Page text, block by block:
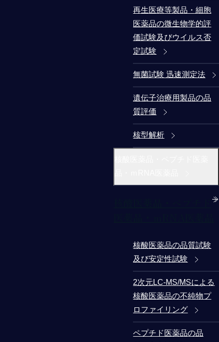
再生医療等製品・細胞
医薬品の微生物学的評
価試験及びウイルス否
定試験
無菌試験 迅速測定法
遺伝子治療用製品の品
質評価
核型解析
核酸医薬品の品質試験
及び安定性試験
2次元LC-MS/MSによる
核酸医薬品の不純物プ
ロファイリング
ペプチド医薬品の品